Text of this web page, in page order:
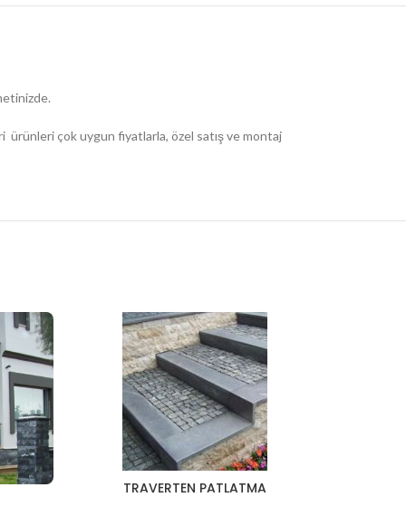
ürünleri çok uygun fiyatlarla, özel satış ve montaj
TRAVERTEN PATLATMA